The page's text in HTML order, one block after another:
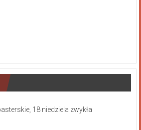
18 niedziela zwykła